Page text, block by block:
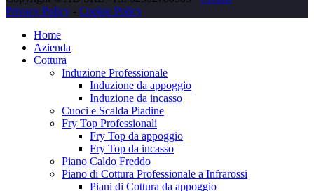
Privacy Policy - Cookie Policy
Home
Azienda
Cottura
Induzione Professionale
Induzione da appoggio
Induzione da incasso
Cuoci e Scalda Piadine
Fry Top Professionali
Fry Top da appoggio
Fry Top da incasso
Piano Caldo Freddo
Piano di Cottura Professionale a Infrarossi
Piani di Cottura da appoggio